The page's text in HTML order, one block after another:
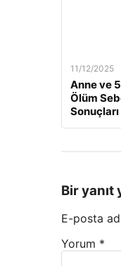
11/12/2025
Anne ve
Ölüm
Sonuçları
Bir yanıt
E-posta
Yorum *